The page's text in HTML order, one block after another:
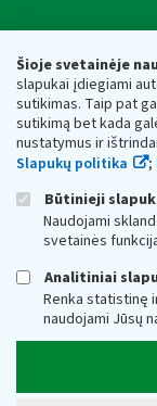
Šioje svetainėje
slapukai įdiegiami
sutikimas. Taip pat
sutikimą bet kada
nustatymus ir
Slapukų politika
;
Būtinieji
Naudojami
svetainės
Analitiniai
Renka statistinę
naudojami Jūsų
Respublikos
Biudžetinė įstaiga.
adresas: Vasario
vmi@vmi.lt, E.
Duomenys apie
Respublikos